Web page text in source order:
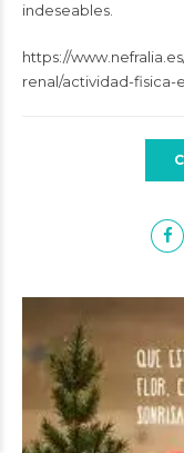
indeseables.
https://
renal/actividad-